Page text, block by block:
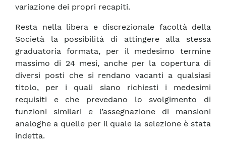
variazione dei propri recapiti.
Resta nella libera e discrezionale facoltà della
Società la possibilità di attingere alla stessa
graduatoria formata, per il medesimo termine
massimo di 24 mesi, anche per la copertura di
diversi posti che si rendano vacanti a qualsiasi
titolo, per i quali siano richiesti i medesimi
requisiti e che prevedano lo svolgimento di
funzioni similari e l’assegnazione di mansioni
analoghe a quelle per il quale la selezione è stata
indetta.